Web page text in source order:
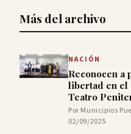
Más del archivo
NACIÓN
Reconocen a
libertad en el
Teatro
Por Municipios
02/09/2025